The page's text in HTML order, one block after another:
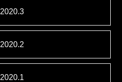
2020.3
2020.2
2020.1